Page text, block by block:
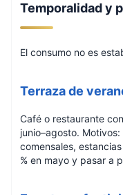
Temporalidad y
El consumo no es
Terraza de
Café o restaurante
junio–agosto.
comensales,
% en mayo y pasar a